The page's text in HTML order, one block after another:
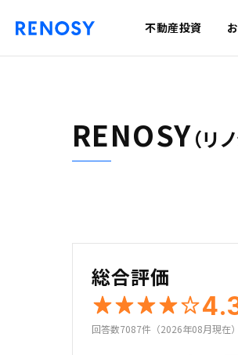
不動産投資
RENOSY（リ
総合評価
回答数7087件（2026年08月現在）